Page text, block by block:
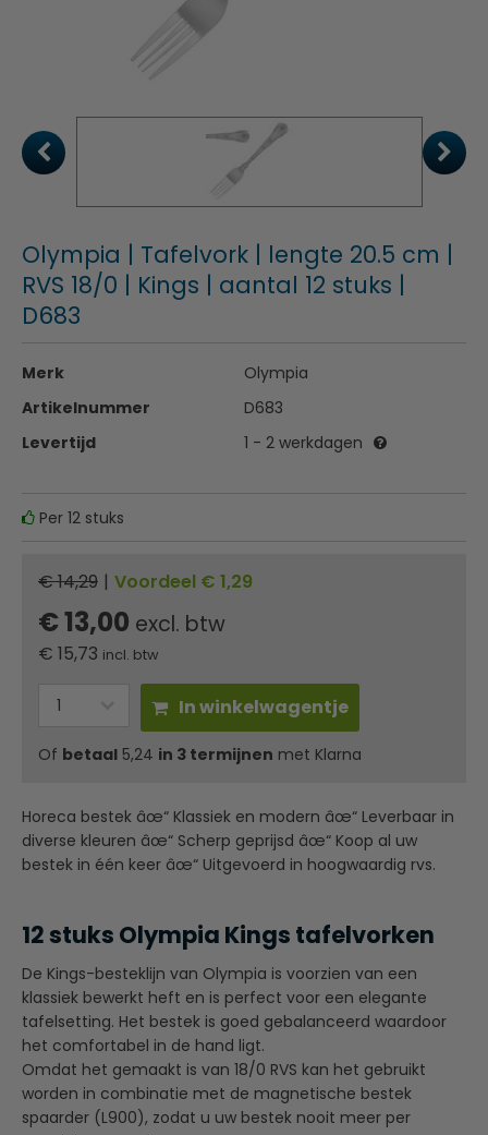
Olympia | Tafelvork | lengte 20.5 cm |
RVS 18/0 | Kings | aantal 12 stuks |
D683
Merk
Olympia
Artikelnummer
D683
Levertijd
1 - 2 werkdagen
Per 12 stuks
€ 14,29 | Voordeel € 1,29
€ 13,00 excl. btw
€ 15,73 incl. btw
In winkelwagentje
Of betaal 5,24 in 3 termijnen met Klarna
Horeca bestek âœ“ Klassiek en modern âœ“ Leverbaar in
diverse kleuren âœ“ Scherp geprijsd âœ“ Koop al uw
bestek in één keer âœ“ Uitgevoerd in hoogwaardig rvs.
12 stuks Olympia Kings tafelvorken
De Kings-besteklijn van Olympia is voorzien van een
klassiek bewerkt heft en is perfect voor een elegante
tafelsetting. Het bestek is goed gebalanceerd waardoor
het comfortabel in de hand ligt.
Omdat het gemaakt is van 18/0 RVS kan het gebruikt
worden in combinatie met de magnetische bestek
spaarder (L900), zodat u uw bestek nooit meer per